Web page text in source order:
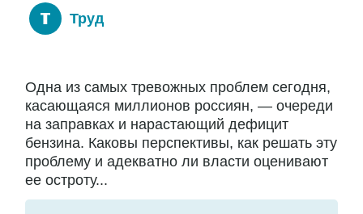
Труд
Одна из самых тревожных проблем сегодня,
касающаяся миллионов россиян, — очереди
на заправках и нарастающий дефицит
бензина. Каковы перспективы, как решать эту
проблему и адекватно ли власти оценивают
ее остроту...